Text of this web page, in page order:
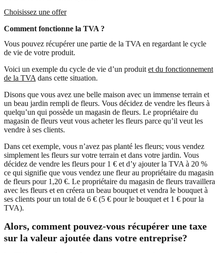
Choisissez une offer
Comment fonctionne la TVA ?
Vous pouvez récupérer une partie de la TVA en regardant le cycle
de vie de votre produit.
Voici un exemple du cycle de vie d’un produit et du fonctionnement
de la TVA dans cette situation.
Disons que vous avez une belle maison avec un immense terrain et
un beau jardin rempli de fleurs. Vous décidez de vendre les fleurs à
quelqu’un qui possède un magasin de fleurs. Le propriétaire du
magasin de fleurs veut vous acheter les fleurs parce qu’il veut les
vendre à ses clients.
Dans cet exemple, vous n’avez pas planté les fleurs; vous vendez
simplement les fleurs sur votre terrain et dans votre jardin. Vous
décidez de vendre les fleurs pour 1 € et d’y ajouter la TVA à 20 %
ce qui signifie que vous vendez une fleur au propriétaire du magasin
de fleurs pour 1,20 €. Le propriétaire du magasin de fleurs travaillera
avec les fleurs et en créera un beau bouquet et vendra le bouquet à
ses clients pour un total de 6 € (5 € pour le bouquet et 1 € pour la
TVA).
Alors, comment pouvez-vous récupérer une taxe
sur la valeur ajoutée dans votre entreprise?